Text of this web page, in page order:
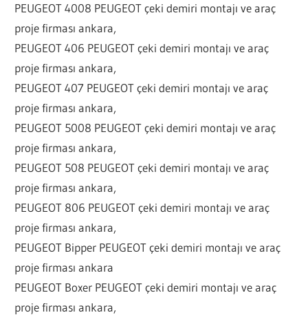
PEUGEOT 4008 PEUGEOT çeki demiri montajı ve araç
proje firması ankara,
PEUGEOT 406 PEUGEOT çeki demiri montajı ve araç
proje firması ankara,
PEUGEOT 407 PEUGEOT çeki demiri montajı ve araç
proje firması ankara,
PEUGEOT 5008 PEUGEOT çeki demiri montajı ve araç
proje firması ankara,
PEUGEOT 508 PEUGEOT çeki demiri montajı ve araç
proje firması ankara,
PEUGEOT 806 PEUGEOT çeki demiri montajı ve araç
proje firması ankara,
PEUGEOT Bipper PEUGEOT çeki demiri montajı ve araç
proje firması ankara
PEUGEOT Boxer PEUGEOT çeki demiri montajı ve araç
proje firması ankara,